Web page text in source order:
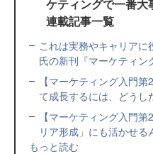
ケティングで一番
連載記事一覧
これは実務やキャリアに
氏の新刊『マーケティン
【マーケティング入門
て成長するには、どうし
【マーケティング入門
リア形成」にも活かせる
もっと読む